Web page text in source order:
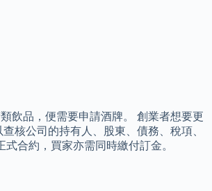
飲品，便需要申請酒牌。 創業者想要更
核公司的持有人、股東、債務、稅項、
合約，買家亦需同時繳付訂金。